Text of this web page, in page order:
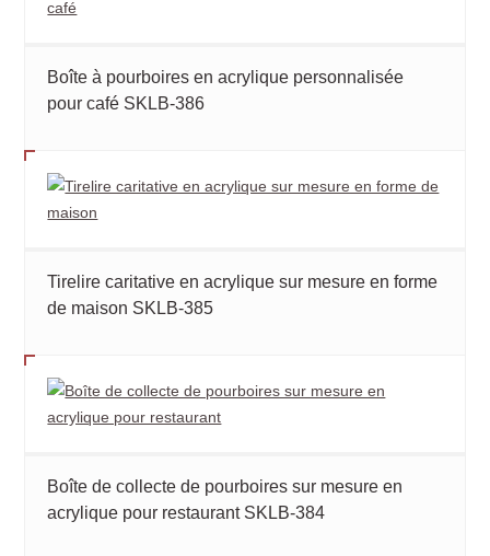
Boîte à pourboires en acrylique personnalisée
pour café SKLB-386
Tirelire caritative en acrylique sur mesure en forme
de maison SKLB-385
Boîte de collecte de pourboires sur mesure en
acrylique pour restaurant SKLB-384